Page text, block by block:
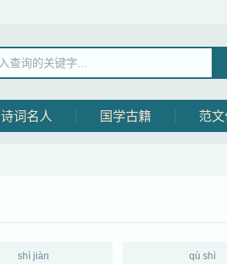
诗词名人 国学古籍 范
shì jiàn qù shì